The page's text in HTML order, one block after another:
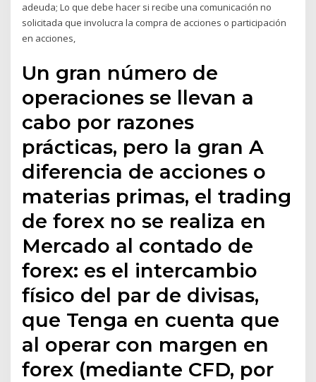
adeuda; Lo que debe hacer si recibe una comunicación no
solicitada que involucra la compra de acciones o participación
en acciones,
Un gran número de
operaciones se llevan a
cabo por razones
prácticas, pero la gran A
diferencia de acciones o
materias primas, el trading
de forex no se realiza en
Mercado al contado de
forex: es el intercambio
físico del par de divisas,
que Tenga en cuenta que
al operar con margen en
forex (mediante CFD, por